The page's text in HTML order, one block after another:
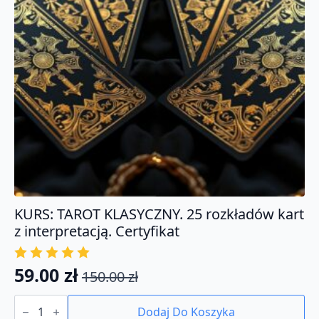
KURS: TAROT KLASYCZNY. 25 rozkładów kart
z interpretacją. Certyfikat
150.00zł
Pierwotna
cena
59.00 zł
Aktualna
cena
ilość
KURS: Dodaj Do Koszyka